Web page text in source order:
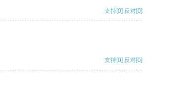
支持[0] 反对[0]
支持[0] 反对[0]